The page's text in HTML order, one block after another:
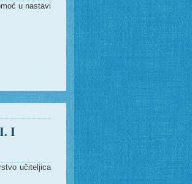
u nastavi
I
učiteljica